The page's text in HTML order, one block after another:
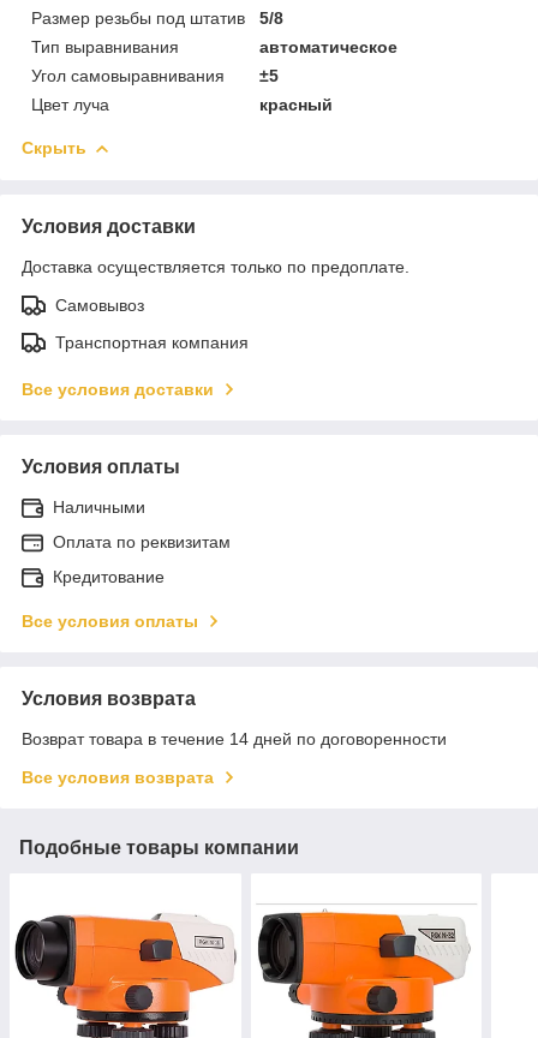
Размер резьбы под штатив
5/8
Тип выравнивания
автоматическое
Угол самовыравнивания
±5
Цвет луча
красный
Скрыть
Условия доставки
Доставка осуществляется только по предоплате.
Самовывоз
Транспортная компания
Все условия доставки
Условия оплаты
Наличными
Оплата по реквизитам
Кредитование
Все условия оплаты
Условия возврата
Возврат товара в течение 14 дней по договоренности
Все условия возврата
Подобные товары компании